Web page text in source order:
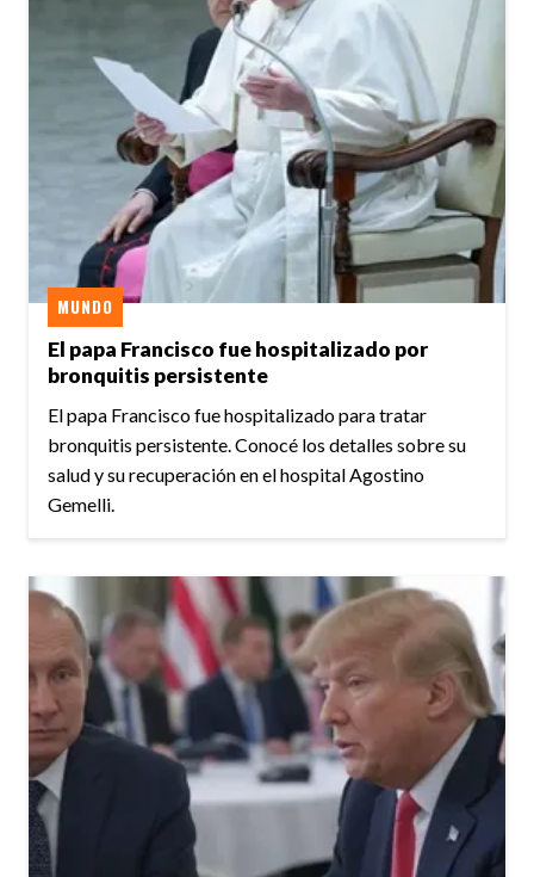
El papa Francisco fue hospitalizado por
bronquitis persistente
MUNDO
El papa Francisco fue hospitalizado para tratar
bronquitis persistente. Conocé los detalles sobre su
salud y su recuperación en el hospital Agostino
Gemelli.